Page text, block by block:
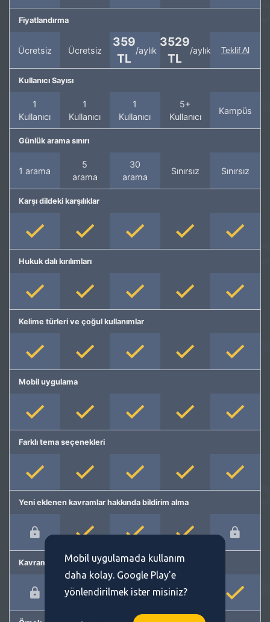
Fiyatlandırma
Ücretsiz Ücretsiz
359
TL
/aylık
3529
TL
/aylık Teklif Al
Kullanıcı Sayısı
1
Kullanıcı
1
Kullanıcı
1
Kullanıcı
5+
Kullanıcı
Kampüs
Günlük arama sınırı
1 arama
5
arama
30
arama
Sınırsız Sınırsız
Karşı dildeki karşılıklar
Hukuk dalı kırılımları
Kelime türleri ve çoğul kullanımlar
Mobil uygulama
Farklı tema seçenekleri
Yeni eklenen kavramlar hakkında bildirim alma
Kavram önermeMobil uygulamada kullanım
daha kolay. Google Play'e
yönlendirilmek ister misiniz?